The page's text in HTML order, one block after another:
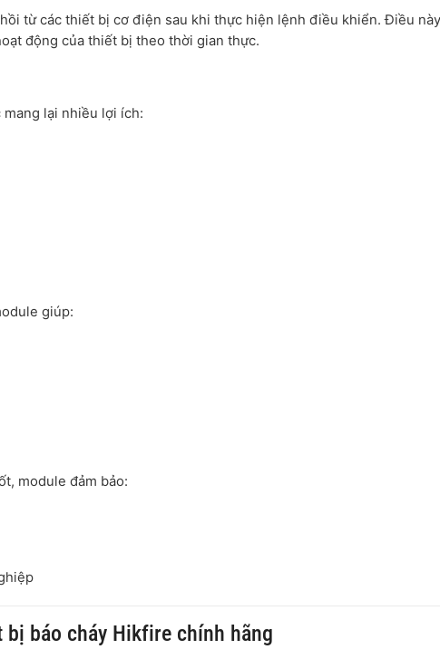
từ các thiết bị cơ điện sau khi thực hiện lệnh điều khiển. Điều
động của thiết bị theo thời gian thực.
lại nhiều lợi ích:
giúp:
module đảm bảo:
báo cháy Hikfire chính hãng